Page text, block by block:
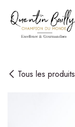
Tous les produits